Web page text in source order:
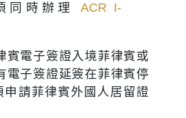
同時辦理 ACR I-
賓電子簽證入境菲律賓或
電子簽證延簽在菲律賓停
請菲律賓外國人居留證